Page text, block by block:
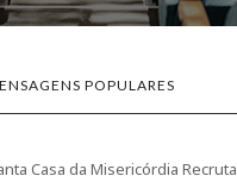
POPULARES
Casa da Misericórdia Recruta